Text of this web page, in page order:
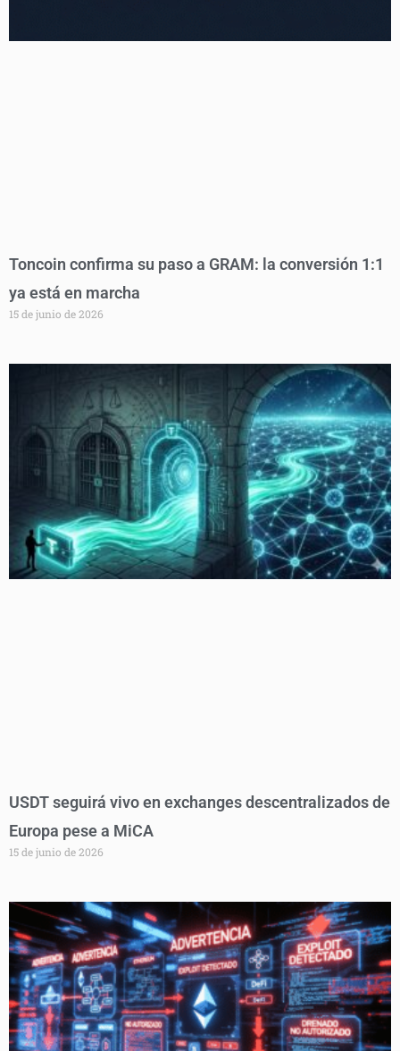
Toncoin confirma su paso a GRAM: la conversión 1:1
ya está en marcha
15 de junio de 2026
USDT seguirá vivo en exchanges descentralizados de
Europa pese a MiCA
15 de junio de 2026